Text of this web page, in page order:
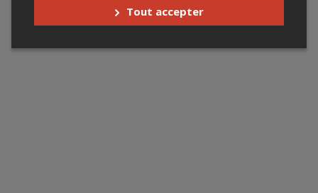
Tout accepter